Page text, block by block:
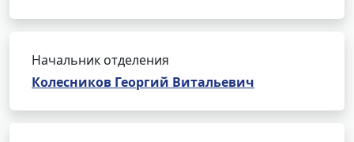
Начальник отделения
Колесников Георгий Витальевич